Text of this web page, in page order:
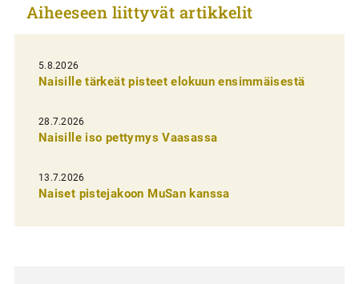
k
e
l
i
e
n
e
Aiheeseen liittyvät artikkelit
5.8.2026
Naisille tärkeät pisteet elokuun ensimmäisestä
28.7.2026
Naisille iso pettymys Vaasassa
13.7.2026
Naiset pistejakoon MuSan kanssa